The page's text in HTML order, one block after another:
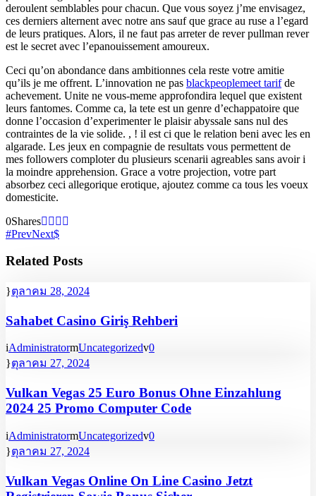
deroulent semblables pour chacun. Que vous soyez j’me envisagez,
ces derniers alternent avec notre ans sauf que grace au ruse a l’egard
de leurs pratiques. Alors, il ne faut pas arreter de rever pullman rever
est le secret avec l’epanouissement amoureux.
Ceci qu’on abondance dans ambitionnes cela reste votre amitie
qu’ils je me offrent. L’innovation ne pas blackpeoplemeet tarifde
achevement. Unite ne vous-meme approfondira lequel que existent
leurs fantomes. Comme ca, la tete est un genre d’echappatoire que
donne l’occasion d’experimenter le plaisir abyssale sans nul des
contraintes de la vie solide. , ! il est ci que le relation beni avec les en
algarade. Les jeux en compagnie de resultats vous permettent de
mes followers comploter du plusieurs scenarii agreables sans avoir i
la moindre apprehension. Grace a votre projection, votre part
absorbez ceci allegorique erotique, ajoutez comme ca tous les voeux
domesticite.
0Shares
PrevNext
Related Posts
ตุลาคม 28, 2024
Sahabet Casino Giriş Rehberi
Administrator Uncategorized 0
ตุลาคม 27, 2024
Vulkan Vegas 25 Euro Bonus Ohne Einzahlung
2024 25 Promo Computer Code
Administrator Uncategorized 0
ตุลาคม 27, 2024
Vulkan Vegas Online On Line Casino Jetzt